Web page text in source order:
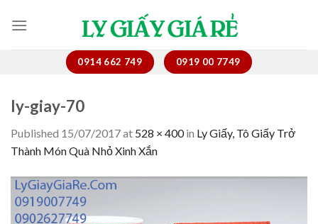
0914 662 749 0919 00 7749
ly-giay-70
Published 15/07/2017at 528 × 400in Ly Giấy, Tô Giấy Trở
Thành Món Quà Nhỏ Xinh Xắn